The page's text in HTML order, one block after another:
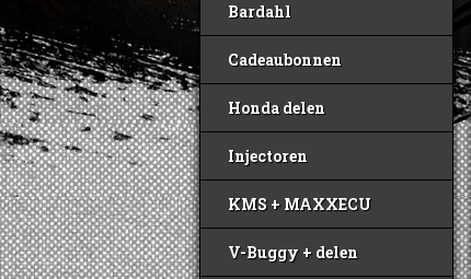
Bardahl
Cadeaubonnen
Honda delen
Injectoren
KMS + MAXXECU
V-Buggy + delen